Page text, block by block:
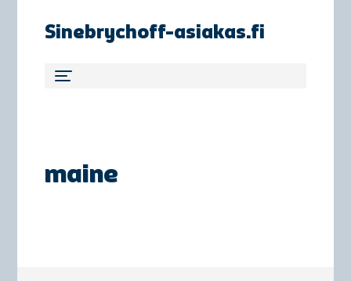
Sinebrychoff-asiakas.fi
maine